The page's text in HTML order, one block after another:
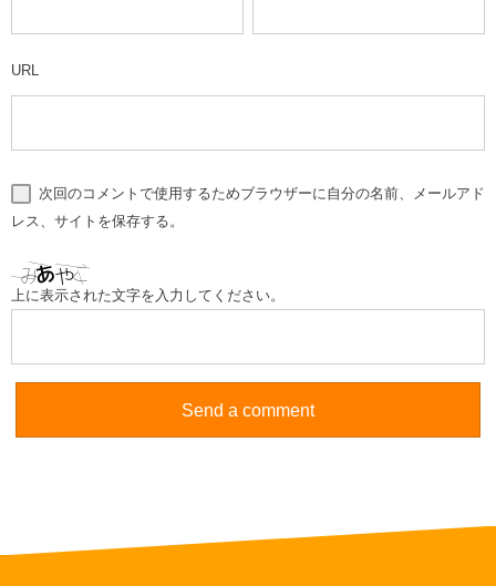
URL
次回のコメントで使用するためブラウザーに自分の名前、メールアド
レス、サイトを保存する。
上に表示された文字を入力してください。